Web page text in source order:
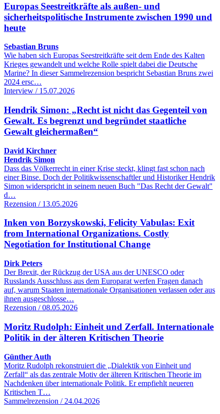
Europas Seestreitkräfte als außen- und
sicherheitspolitische Instrumente zwischen 1990 und
heute
Sebastian Bruns
Wie haben sich Europas Seestreitkräfte seit dem Ende des Kalten
Krieges gewandelt und welche Rolle spielt dabei die Deutsche
Marine? In dieser Sammelrezension bespricht Sebastian Bruns zwei
2024 ersc…
Interview / 15.07.2026
Hendrik Simon: „Recht ist nicht das Gegenteil von
Gewalt. Es begrenzt und begründet staatliche
Gewalt gleichermaßen“
David Kirchner
Hendrik Simon
Dass das Völkerrecht in einer Krise steckt, klingt fast schon nach
einer Binse. Doch der Politikwissenschaftler und Historiker Hendrik
Simon widerspricht in seinem neuen Buch "Das Recht der Gewalt"
d…
Rezension / 13.05.2026
Inken von Borzyskowski, Felicity Vabulas: Exit
from International Organizations. Costly
Negotiation for Institutional Change
Dirk Peters
Der Brexit, der Rückzug der USA aus der UNESCO oder
Russlands Ausschluss aus dem Europarat werfen Fragen danach
auf, warum Staaten internationale Organisationen verlassen oder aus
ihnen ausgeschlosse…
Rezension / 08.05.2026
Moritz Rudolph: Einheit und Zerfall. Internationale
Politik in der älteren Kritischen Theorie
Günther Auth
Moritz Rudolph rekonstruiert die „Dialektik von Einheit und
Zerfall“ als das zentrale Motiv der älteren Kritischen Theorie im
Nachdenken über internationale Politik. Er empfiehlt neueren
Kritischen T…
Sammelrezension / 24.04.2026